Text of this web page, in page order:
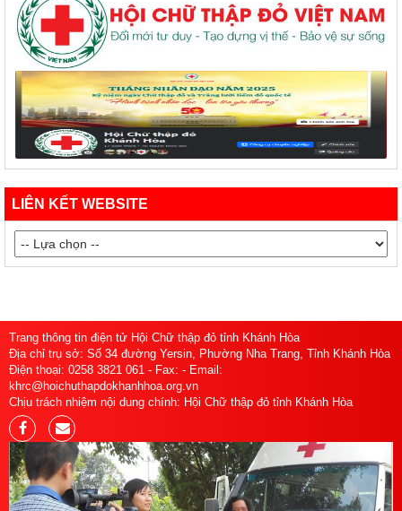
LIÊN KẾT WEBSITE
Trang thông tin điện tử Hội Chữ thập đỏ tỉnh Khánh Hòa
Địa chỉ trụ sở: Số 34 đường Yersin, Phường Nha Trang, Tỉnh Khánh Hòa
Điện thoại: 0258 3821 061 - Fax: - Email:
khrc@hoichuthapdokhanhhoa.org.vn
Chịu trách nhiệm nội dung chính: Hội Chữ thập đỏ tỉnh Khánh Hòa